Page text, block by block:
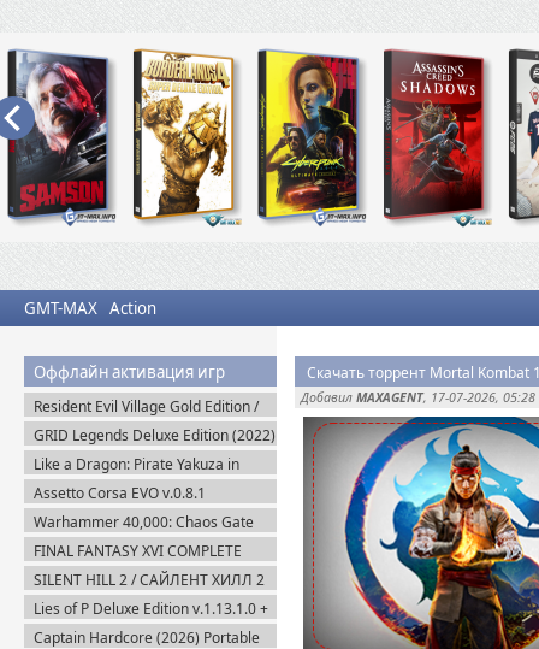
GMT-MAX Action
Оффлайн активация игр
Resident Evil Village Gold Edition /
Resident Evil 8 (2021) Portable
GRID Legends Deluxe Edition (2022)
EA-Rip
Like a Dragon: Pirate Yakuza in
Hawaii (2025) Steam-Rip
Assetto Corsa EVO v.0.8.1
(2025/Multiplayer) Пиратка
Warhammer 40,000: Chaos Gate
Daemonhunters (2022) Steam-Rip
FINAL FANTASY XVI COMPLETE
EDITION v.1.03 (2024) Пиратка
SILENT HILL 2 / САЙЛЕНТ ХИЛЛ 2
Remake на ПК / PC v.1.07 (2024)
Пиратка
Lies of P Deluxe Edition v.1.13.1.0 +
Все DLC (2023) Пиратка
Captain Hardcore (2026) Portable
Скачать торрент Mortal Kombat
Добавил MAXAGENT, 17-07-2026, 05:28